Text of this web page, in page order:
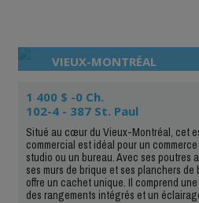
VIEUX-MONTRÉAL
1 400 $ -0 Ch.
102-4 - 387 St. Paul
Situé au cœur du Vieux-Montréal, cet
commercial est idéal pour un
studio ou un bureau. Avec ses poutres
ses murs de brique et ses planchers de
offre un cachet unique. Il comprend
des rangements intégrés et un